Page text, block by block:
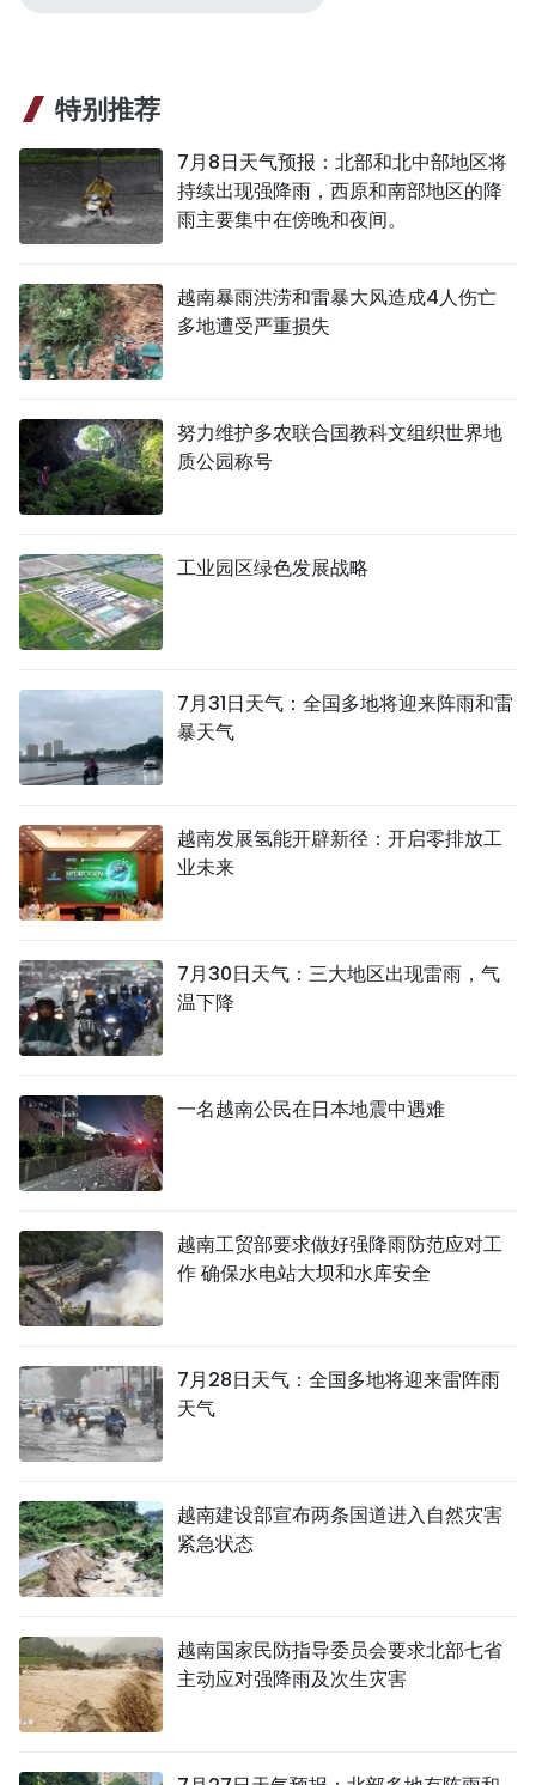
特别推荐
7月8日天气预报：北部和北中部地区将
持续出现强降雨，西原和南部地区的降
雨主要集中在傍晚和夜间。
越南暴雨洪涝和雷暴大风造成4人伤亡
多地遭受严重损失
努力维护多农联合国教科文组织世界地
质公园称号
工业园区绿色发展战略
7月31日天气：全国多地将迎来阵雨和雷
暴天气
越南发展氢能开辟新径：开启零排放工
业未来
7月30日天气：三大地区出现雷雨，气
温下降
一名越南公民在日本地震中遇难
越南工贸部要求做好强降雨防范应对工
作 确保水电站大坝和水库安全
7月28日天气：全国多地将迎来雷阵雨
天气
越南建设部宣布两条国道进入自然灾害
紧急状态
越南国家民防指导委员会要求北部七省
主动应对强降雨及次生灾害